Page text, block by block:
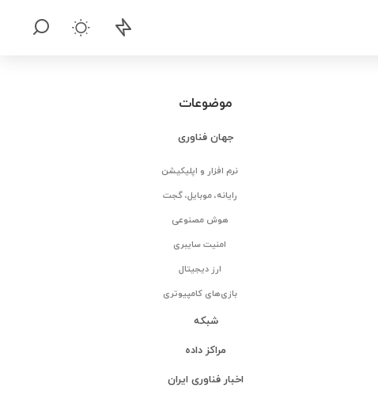
موضوعات
جهان فناوری
نرم افزار و اپلیکیشن
رایانه، موبایل، گجت
هوش مصنوعی
امنیت سایبری
ارز دیجیتال
بازی‌های کامپیوتری
شبکه
مراکز داده
اخبار فناوری ایران